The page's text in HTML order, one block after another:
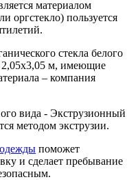
материалом
пользуется
стекла белого
м, имеющие
– компания
вида - Экструзионный
методом экструзии.
поможет
и сделает пребывание